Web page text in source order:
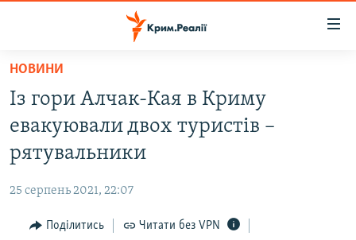
Перейти
основного
матеріалу
Перейти
до
основної
навігації
Перейти
ВОДА.КРИМ
ВІДЕО ТА ФОТО
БЛОГИ
ПОГЛЯД
НОВИНИ
Із гори Алчак-Кая в Криму
евакуювали двох туристів –
рятувальники
25 серпень 2021, 22:07
Поділитись Читати без VPN